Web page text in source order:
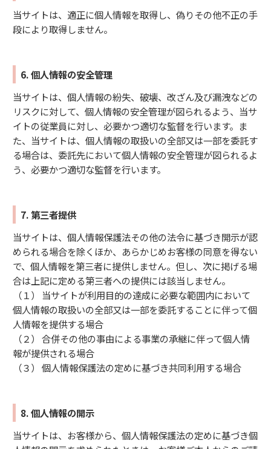
当サイトは、適正に個人情報を取得し、偽りその他不正の手
段により取得しません。
6. 個人情報の安全管理
当サイトは、個人情報の紛失、破壊、改ざん及び漏洩などの
リスクに対して、個人情報の安全管理が図られるよう、当サ
イトの従業員に対し、必要かつ適切な監督を行います。ま
た、当サイトは、個人情報の取扱いの全部又は一部を委託す
る場合は、委託先において個人情報の安全管理が図られるよ
う、必要かつ適切な監督を行います。
7. 第三者提供
当サイトは、個人情報保護法その他の法令に基づき開示が認
められる場合を除くほか、あらかじめお客様の同意を得ない
で、個人情報を第三者に提供しません。但し、次に掲げる場
合は上記に定める第三者への提供には該当しません。
（１） 当サイトが利用目的の達成に必要な範囲内において
個人情報の取扱いの全部又は一部を委託することに伴って個
人情報を提供する場合
（２） 合併その他の事由による事業の承継に伴って個人情
報が提供される場合
（３） 個人情報保護法の定めに基づき共同利用する場合
8. 個人情報の開示
当サイトは、お客様から、個人情報保護法の定めに基づき個